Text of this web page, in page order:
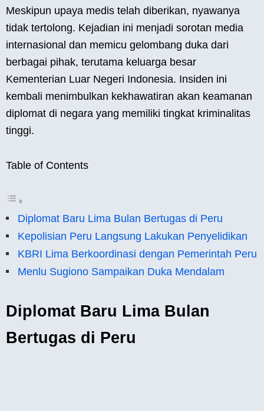
Meskipun upaya medis telah diberikan, nyawanya
tidak tertolong. Kejadian ini menjadi sorotan media
internasional dan memicu gelombang duka dari
berbagai pihak, terutama keluarga besar
Kementerian Luar Negeri Indonesia. Insiden ini
kembali menimbulkan kekhawatiran akan keamanan
diplomat di negara yang memiliki tingkat kriminalitas
tinggi.
Table of Contents
Diplomat Baru Lima Bulan Bertugas di Peru
Kepolisian Peru Langsung Lakukan Penyelidikan
KBRI Lima Berkoordinasi dengan Pemerintah Peru
Menlu Sugiono Sampaikan Duka Mendalam
Diplomat Baru Lima Bulan
Bertugas di Peru